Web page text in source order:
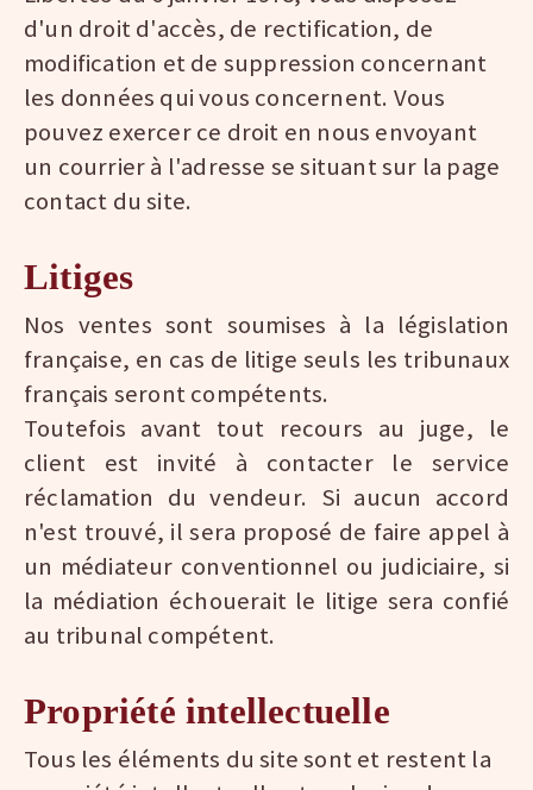
d'un droit d'accès, de rectification, de
modification et de suppression concernant
les données qui vous concernent. Vous
pouvez exercer ce droit en nous envoyant
un courrier à l'adresse se situant sur la page
contact du site.
Litiges
Nos ventes sont soumises à la législation
française, en cas de litige seuls les tribunaux
français seront compétents.
Toutefois avant tout recours au juge, le
client est invité à contacter le service
réclamation du vendeur. Si aucun accord
n'est trouvé, il sera proposé de faire appel à
un médiateur conventionnel ou judiciaire, si
la médiation échouerait le litige sera confié
au tribunal compétent.
Propriété intellectuelle
Tous les éléments du site sont et restent la